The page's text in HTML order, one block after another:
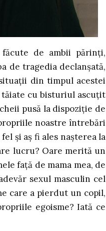
de ambii părinți,
de tragedia declanșată,
din timpul acestei
cu bisturiul ascuțit
pusă la dispoziție de
noastre întrebări
și aș fi ales nașterea la
lucru? Oare merită un
față de mama mea, de
sexul masculin cel
care a pierdut un copil,
egoisme? Iată ce